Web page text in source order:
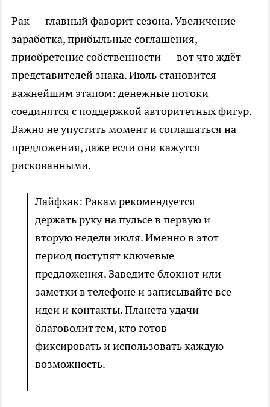
Рак — главный фаворит сезона. Увеличение
заработка, прибыльные соглашения,
приобретение собственности — вот что ждёт
представителей знака. Июль становится
важнейшим этапом: денежные потоки
соединятся с поддержкой авторитетных фигур.
Важно не упустить момент и соглашаться на
предложения, даже если они кажутся
рискованными.
Лайфхак: Ракам рекомендуется
держать руку на пульсе в первую и
вторую недели июля. Именно в этот
период поступят ключевые
предложения. Заведите блокнот или
заметки в телефоне и записывайте все
идеи и контакты. Планета удачи
благоволит тем, кто готов
фиксировать и использовать каждую
возможность.